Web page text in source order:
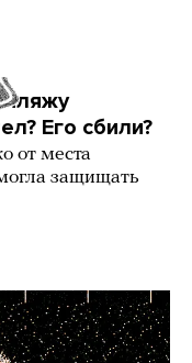
пляжу
Его сбили?
от места
защищать